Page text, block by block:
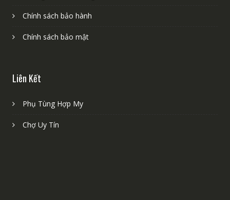
Chính sách bảo hành
Chính sách bảo mật
Liên Kết
Phụ Tùng Hợp My
Chợ Uy Tín